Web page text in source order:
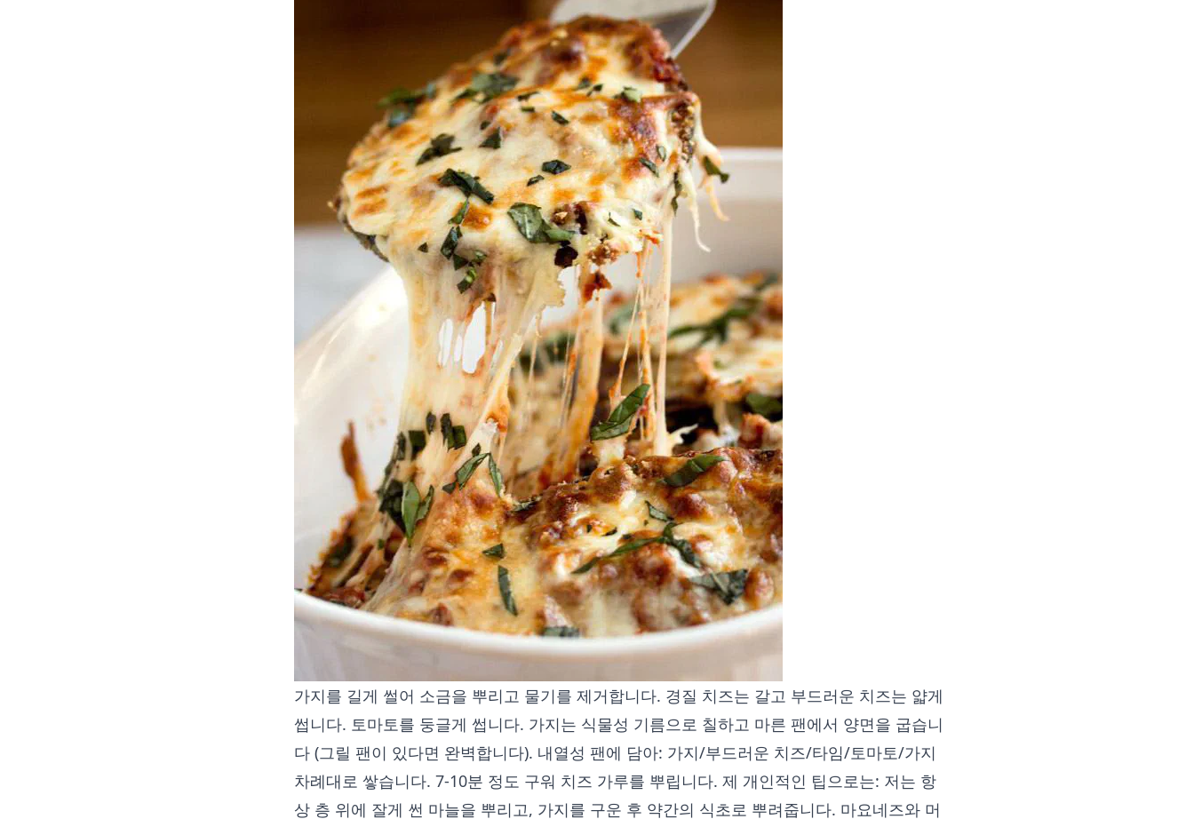
가지를 길게 썰어 소금을 뿌리고 물기를 제거합니다. 경질 치즈는 갈고 부드러운 치즈는 얇게
썹니다. 토마토를 둥글게 썹니다. 가지는 식물성 기름으로 칠하고 마른 팬에서 양면을 굽습니
다 (그릴 팬이 있다면 완벽합니다). 내열성 팬에 담아: 가지/부드러운 치즈/타임/토마토/가지
차례대로 쌓습니다. 7-10분 정도 구워 치즈 가루를 뿌립니다. 제 개인적인 팁으로는: 저는 항
상 층 위에 잘게 썬 마늘을 뿌리고, 가지를 구운 후 약간의 식초로 뿌려줍니다. 마요네즈와 머